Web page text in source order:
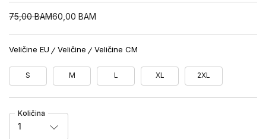
75,00 BAM60,00 BAM
Veličine EU Veličine Veličine CM
S M L XL 2XL
Količina
1